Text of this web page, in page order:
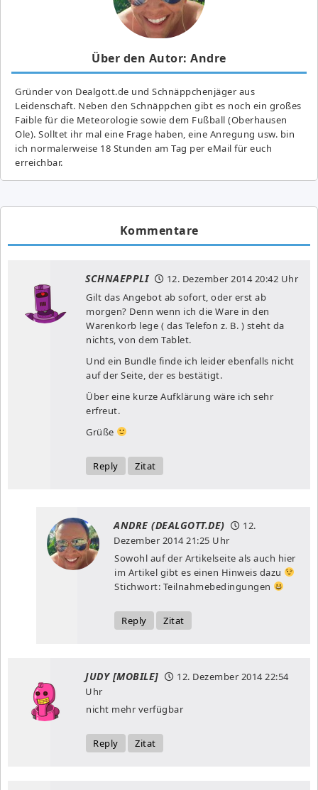
Über den Autor: Andre
Gründer von Dealgott.de und Schnäppchenjäger aus
Leidenschaft. Neben den Schnäppchen gibt es noch ein großes
Fai­ble für die Meteorologie sowie dem Fußball (Oberhausen
Ole). Solltet ihr mal eine Frage haben, eine Anregung usw. bin
ich normalerweise 18 Stunden am Tag per eMail für euch
erreichbar.
Kommentare
SCHNAEPPLI 12. Dezember 201420:42 Uhr
Gilt das Angebot ab sofort, oder erst ab
morgen? Denn wenn ich die Ware in den
Warenkorb lege ( das Telefon z. B. ) steht da
nichts, von dem Tablet.
Und ein Bundle finde ich leider ebenfalls nicht
auf der Seite, der es bestätigt.
Über eine kurze Aufklärung wäre ich sehr
erfreut.
Grüße
Reply Zitat
ANDRE (DEALGOTT.DE)
12.
Dezember 201421:25 Uhr
Sowohl auf der Artikelseite als auch hier
im Artikel gibt es einen Hinweis dazu
Stichwort: Teilnahmebedingungen
Reply Zitat
JUDY [MOBILE] 12. Dezember 201422:54
Uhr
nicht mehr verfügbar
Reply Zitat